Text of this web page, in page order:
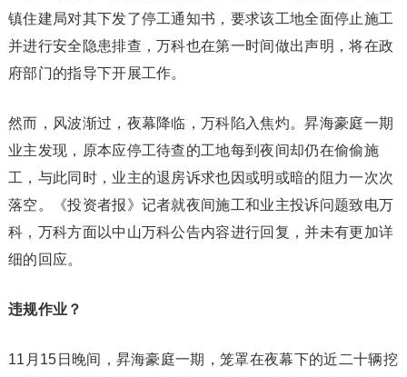
镇住建局对其下发了停工通知书，要求该工地全面停止施工
并进行安全隐患排查，万科也在第一时间做出声明，将在政
府部门的指导下开展工作。
然而，风波渐过，夜幕降临，万科陷入焦灼。昇海豪庭一期
业主发现，原本应停工待查的工地每到夜间却仍在偷偷施
工，与此同时，业主的退房诉求也因或明或暗的阻力一次次
落空。《投资者报》记者就夜间施工和业主投诉问题致电万
科，万科方面以中山万科公告内容进行回复，并未有更加详
细的回应。
违规作业？
11月15日晚间，昇海豪庭一期，笼罩在夜幕下的近二十辆挖